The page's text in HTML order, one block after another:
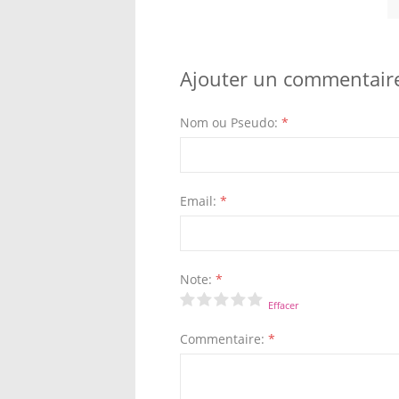
Ajouter un
Nom ou Pseudo: *
Email: *
Note: *
Effacer
Commentaire: *